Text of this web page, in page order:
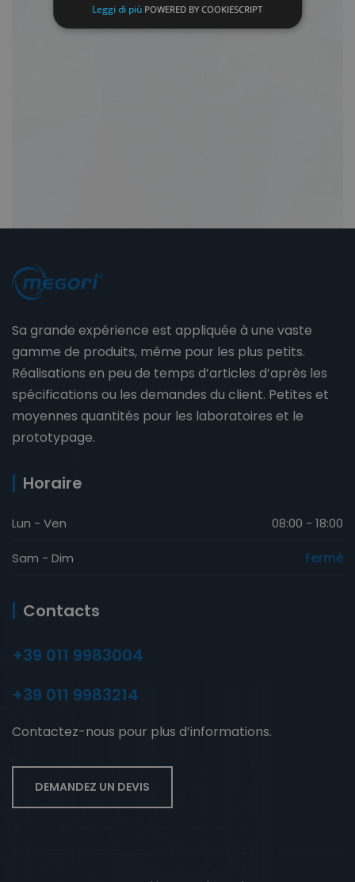
Sa grande expérience est appliquée à une vaste
gamme de produits, même pour les plus petits.
Réalisations en peu de temps d’articles d’après les
spécifications ou les demandes du client. Petites et
moyennes quantités pour les laboratoires et le
prototypage.
Horaire
Lun - Ven 08:00 - 18:00
Sam - Dim Fermé
Contacts
+39 011 9983004
+39 011 9983214
Contactez-nous pour plus d’informations.
DEMANDEZ UN DEVIS
Leggi di più POWERED BY COOKIESCRIPT